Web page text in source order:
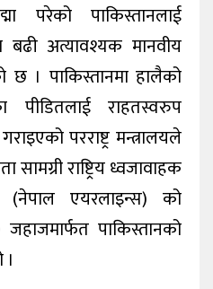
परेको पाकिस्तानलाई
अत्यावश्यक मानवीय
छ । पाकिस्तानमा हालैको
पीडितलाई राहतस्वरुप
परराष्ट्र मन्त्रालयले
राष्ट्रिय ध्वजावाहक
एयरलाइन्स) को
पाकिस्तानको